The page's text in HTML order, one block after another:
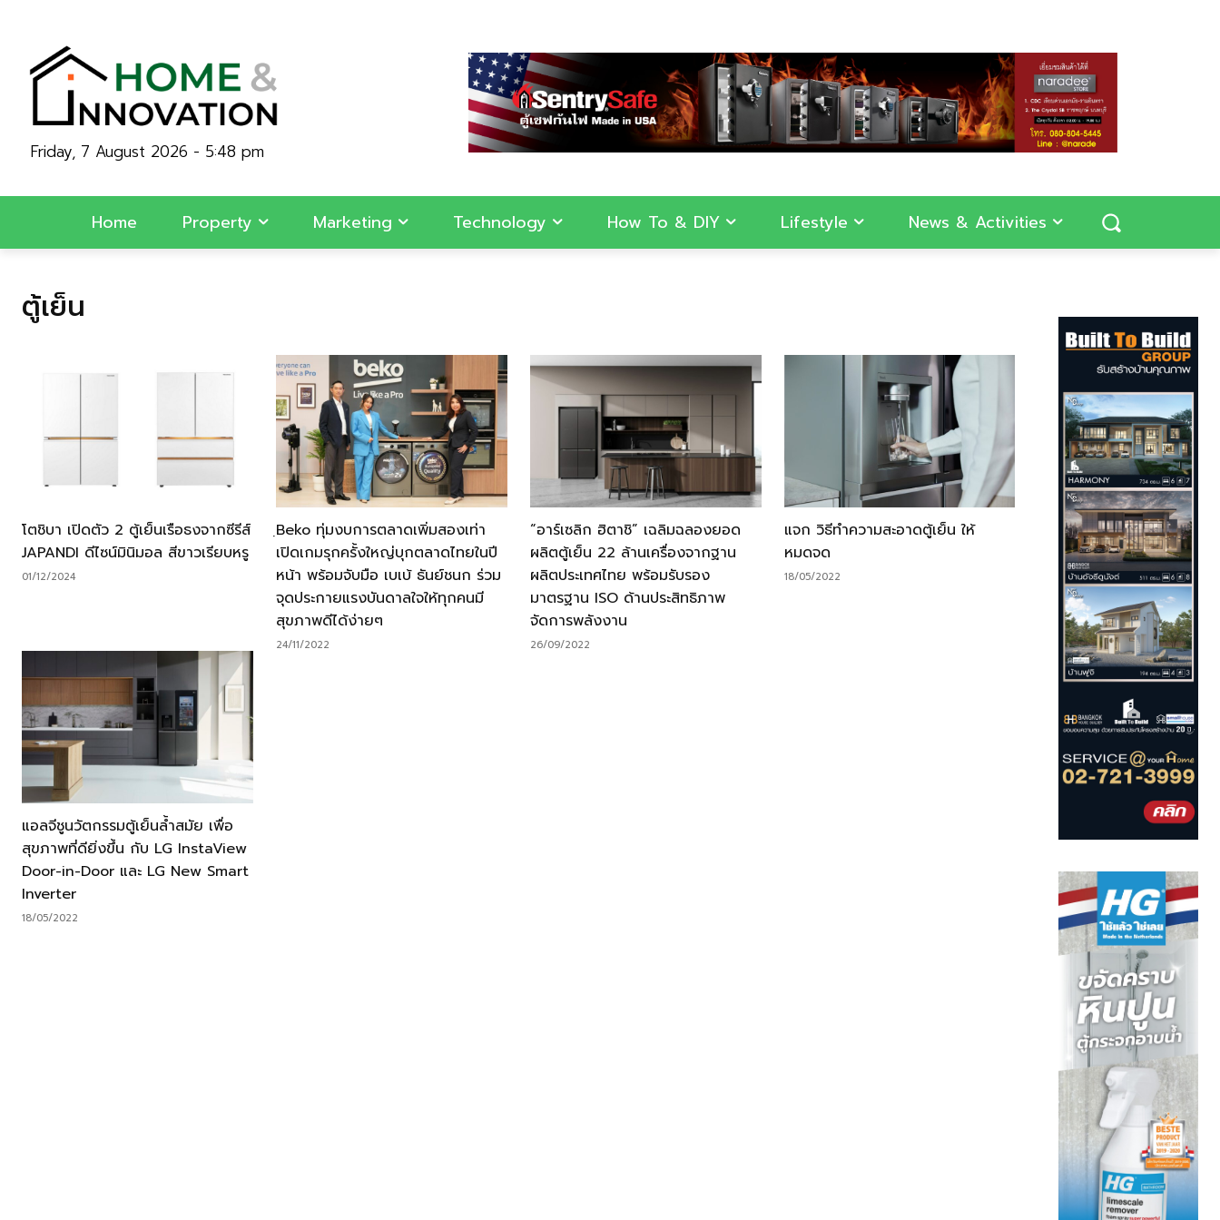
Friday, 7 August 2026 - 5:48 pm
Home Property Marketing Technology How To & DIY Lifestyle News & Activities
ตู้เย็น
โตชิบา เปิดตัว 2 ตู้เย็นเรือธงจากซีรีส์
JAPANDI ดีไซน์มินิมอล สีขาวเรียบหรู
01/12/2024
ฺBeko ทุ่มงบการตลาดเพิ่มสองเท่า
เปิดเกมรุกครั้งใหญ่บุกตลาดไทยในปี
หน้า พร้อมจับมือ เบเบ้ ธันย์ชนก ร่วม
จุดประกายแรงบันดาลใจให้ทุกคนมี
สุขภาพดีได้ง่ายๆ
24/11/2022
“อาร์เซลิก ฮิตาชิ” เฉลิมฉลองยอด
ผลิตตู้เย็น 22 ล้านเครื่องจากฐาน
ผลิตประเทศไทย พร้อมรับรอง
มาตรฐาน ISO ด้านประสิทธิภาพ
จัดการพลังงาน
26/09/2022
แจก วิธีทำความสะอาดตู้เย็น ให้
หมดจด
18/05/2022
แอลจีชูนวัตกรรมตู้เย็นล้ำสมัย เพื่อ
สุขภาพที่ดียิ่งขึ้น กับ LG InstaView
Door-in-Door และ LG New Smart
Inverter
18/05/2022